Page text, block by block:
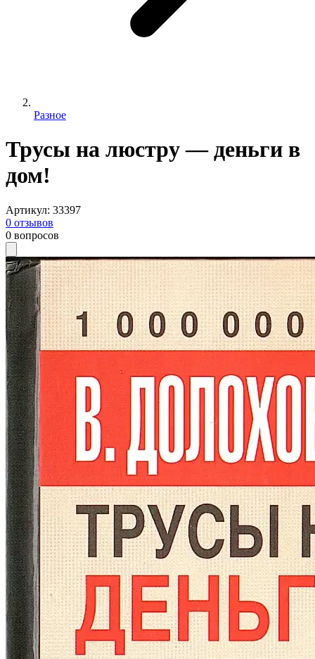
Разное
Трусы на люстру — деньги в
дом!
Артикул: 33397
0 отзывов
0 вопросов